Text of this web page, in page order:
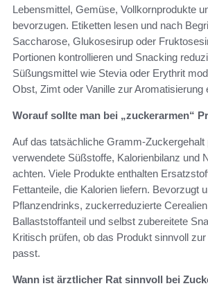
Lebensmittel, Gemüse, Vollkornprodukte
bevorzugen. Etiketten lesen und nach
Saccharose, Glukosesirup oder
Portionen kontrollieren und Snacking
Süßungsmittel wie Stevia oder Erythrit
Obst, Zimt oder Vanille zur Aromatisierung
Worauf sollte man bei „zuckerarmen“
Auf das tatsächliche Gramm‑Zuckergehalt
verwendete Süßstoffe, Kalorienbilanz und
achten. Viele Produkte enthalten
Fettanteile, die Kalorien liefern. Bevorzugt
Pflanzendrinks, zuckerreduzierte
Ballaststoffanteil und selbst zubereitete
Kritisch prüfen, ob das Produkt sinnvoll
passt.
Wann ist ärztlicher Rat sinnvoll bei